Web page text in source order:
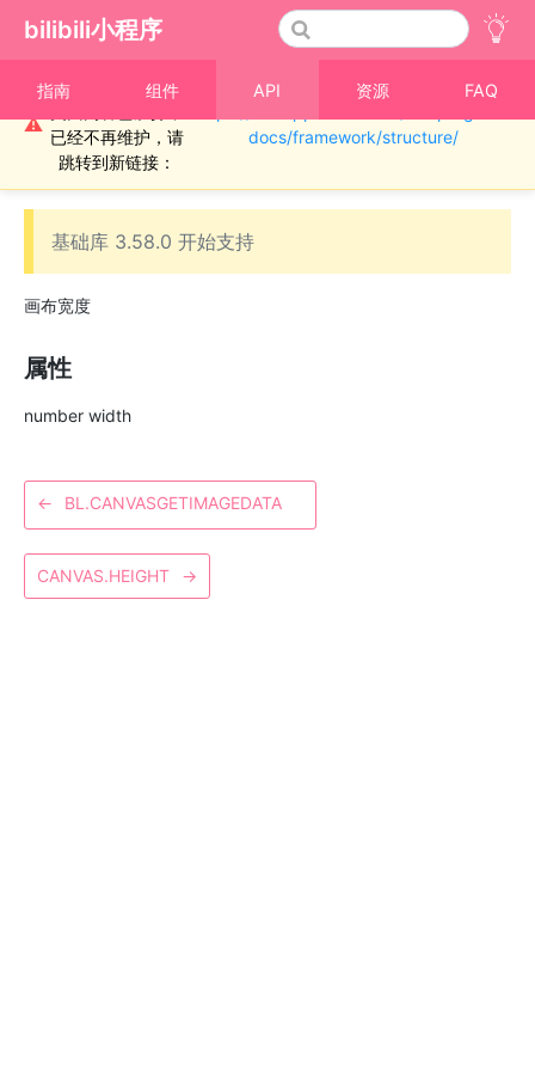
bilibili小程序
指南 组件 API 资源 FAQ
⚠
重要通知！！！本
已经不再维护，请
跳转到新链接：
docs/framework/structure/
› Canvas
Canvas.width
基础库 3.58.0 开始支持
画布宽度
属性
number width
← BL.CANVASGETIMAGEDATA
CANVAS.HEIGHT →